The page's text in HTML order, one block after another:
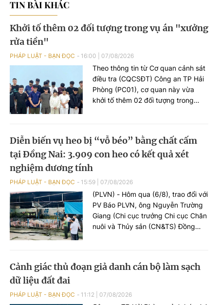
TIN BÀI KHÁC
Khởi tố thêm 02 đối tượng trong vụ án "xưởng
rửa tiền"
PHÁP LUẬT - BẠN ĐỌC 16:00 07/08/2026
Theo thông tin từ Cơ quan cảnh sát
điều tra (CQCSĐT) Công an TP Hải
Phòng (PC01), cơ quan này vừa
khởi tố thêm 02 đối tượng trong
tỉnh Thanh Hoá và đối tượng Hoàng
Xuân Đức (SN 2003), trú tại phường
bạc”.
Diễn biến vụ heo bị “vỗ béo” bằng chất cấm
tại Đồng Nai: 3.909 con heo có kết quả xét
nghiệm dương tính
PHÁP LUẬT - BẠN ĐỌC 15:59 07/08/2026
(PLVN) - Hôm qua (6/8), trao đổi với
PV Báo PLVN, ông Nguyễn Trường
Giang (Chi cục trưởng Chi cục Chăn
nuôi và Thủy sản (CN&TS) Đồng
(thuộc nhóm Beta-agonist, chất tạo
nuôi) tại nhiều cơ sở chăn nuôi, thu
Cảnh giác thủ đoạn giả danh cán bộ làm sạch
dữ liệu đất đai
PHÁP LUẬT - BẠN ĐỌC 11:12 07/08/2026